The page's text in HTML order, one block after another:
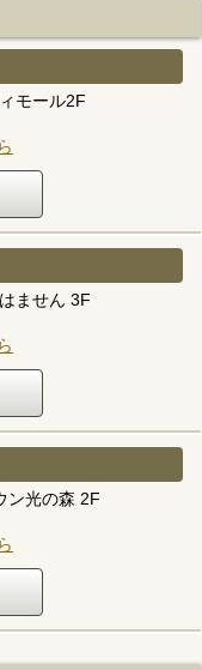
モール2F
ません 3F
ン光の森 2F